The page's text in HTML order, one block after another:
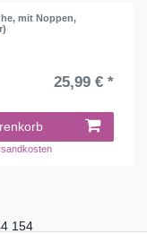
mit Noppen,
25,99 € *
154